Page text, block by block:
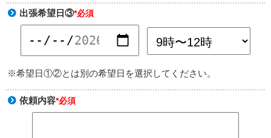
出張希望日③*必須
※希望日①②とは別の希望日を選択してください。
依頼内容*必須